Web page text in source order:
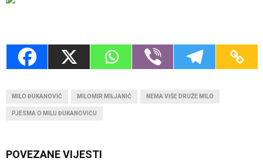
MILO ĐUKANOVIĆ MILOMIR MILJANIĆ NEMA VIŠE DRUŽE MILO
PJESMA O MILU ĐUKANOVIĆU
POVEZANE VIJESTI